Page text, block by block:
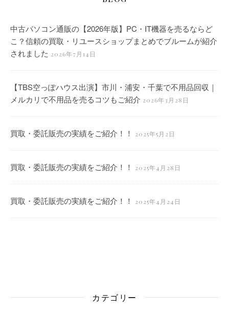
中古パソコン通販の【2026年版】PC・IT機器を売るならど
こ？信頼の買取・リユースショップまとめでブルームが紹介
されました 2026年7月14日
【TBS空っぽハウス出演】市川・浦安・千葉で不用品回収｜
メルカリで不用品を売るコツもご紹介 2026年3月28日
買取・委託販売の実績をご紹介！！ 2025年5月2日
買取・委託販売の実績をご紹介！！ 2025年4月28日
買取・委託販売の実績をご紹介！！ 2025年4月24日
カテゴリー